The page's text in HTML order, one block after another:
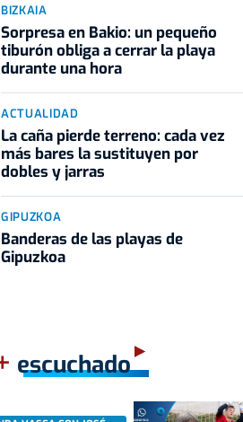
BIZKAIA
Sorpresa en Bakio: un pequeño
tiburón obliga a cerrar la playa
durante una hora
ACTUALIDAD
La caña pierde terreno: cada vez
más bares la sustituyen por
dobles y jarras
GIPUZKOA
Banderas de las playas de
Gipuzkoa
escuchado